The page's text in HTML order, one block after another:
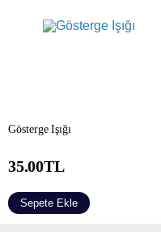
Gösterge Işığı
35.00TL
Sepete Ekle